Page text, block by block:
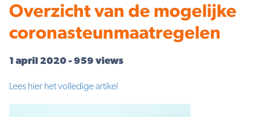
Overzicht van de mogelijke
coronasteunmaatregelen
1 april 2020 - 959 views
Lees hier het volledige artikel